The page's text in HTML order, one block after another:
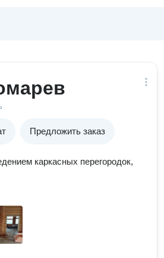
Предложить заказ
каркасных перегородок,